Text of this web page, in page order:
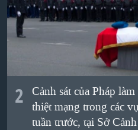
2
Cảnh sát của Pháp
thiệt mạng trong các
tuần trước, tại Sở Cảnh